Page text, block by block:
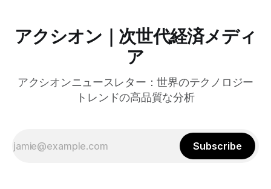
アクシオン｜次世代経済メディ
ア
アクシオンニュースレター：世界のテクノロジー
トレンドの高品質な分析
Subscribe